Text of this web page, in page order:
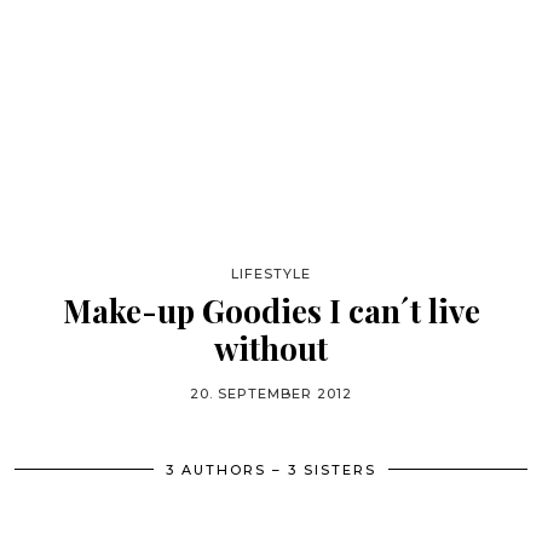
LIFESTYLE
Make-up Goodies I can´t live
without
20. SEPTEMBER 2012
3 AUTHORS – 3 SISTERS